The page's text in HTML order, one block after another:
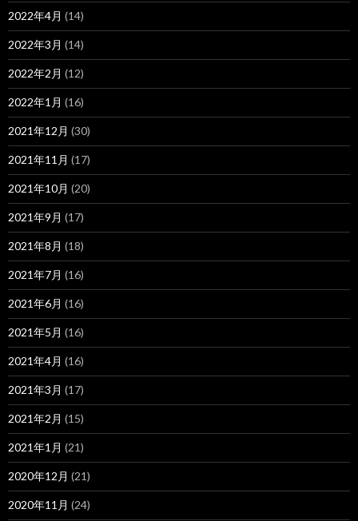
2022年4月 (14)
2022年3月 (14)
2022年2月 (12)
2022年1月 (16)
2021年12月 (30)
2021年11月 (17)
2021年10月 (20)
2021年9月 (17)
2021年8月 (18)
2021年7月 (16)
2021年6月 (16)
2021年5月 (16)
2021年4月 (16)
2021年3月 (17)
2021年2月 (15)
2021年1月 (21)
2020年12月 (21)
2020年11月 (24)